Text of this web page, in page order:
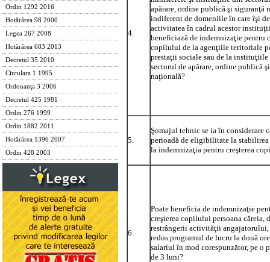
Ordin 1292 2016
Hotărârea 98 2000
Legea 267 2008
Hotărârea 683 2013
Decretul 35 2010
Circulara 1 1995
Ordonanţa 3 2006
Decretul 425 1981
Ordin 276 1999
Ordin 1882 2011
Hotărârea 1396 2007
Ordin 428 2003
4.
apărare, ordine publică şi siguranţă
indiferent de domeniile în care îşi
activitatea în cadrul acestor
beneficiază de indemnizaţie pentru
copilului de la agenţiile teritoriale
prestaţii sociale sau de la
sectorul de apărare, ordine publică
naţională?
5.
Şomajul tehnic se ia în considerare
perioadă de eligibilitate la
la indemnizaţia pentru creşterea
6.
Poate beneficia de indemnizaţie
creşterea copilului persoana căreia,
restrângerii activităţii angajatorului,
redus programul de lucru la două
salariul în mod corespunzător, pe o
de 3 luni?